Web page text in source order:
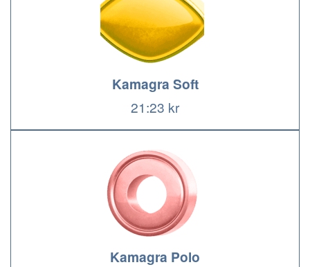
Kamagra Soft
21:23 kr
Kamagra Polo